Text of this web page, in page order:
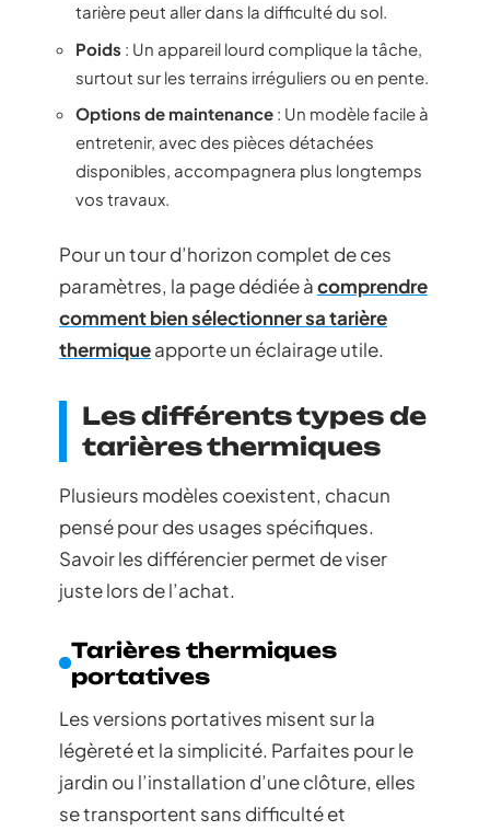
tarière peut aller dans la difficulté du sol.
Poids : Un appareil lourd complique la tâche,
surtout sur les terrains irréguliers ou en pente.
Options de maintenance : Un modèle facile à
entretenir, avec des pièces détachées
disponibles, accompagnera plus longtemps
vos travaux.
Pour un tour d’horizon complet de ces
paramètres, la page dédiée àcomprendre
comment bien sélectionner sa tarière
thermiqueapporte un éclairage utile.
Les différents types de
tarières thermiques
Plusieurs modèles coexistent, chacun
pensé pour des usages spécifiques.
Savoir les différencier permet de viser
juste lors de l’achat.
Tarières thermiques
portatives
Les versions portatives misent sur la
légèreté et la simplicité. Parfaites pour le
jardin ou l’installation d’une clôture, elles
se transportent sans difficulté et